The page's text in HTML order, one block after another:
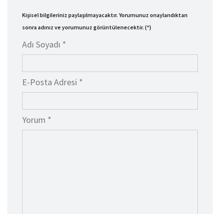
Kişisel bilgileriniz paylaşılmayacaktır. Yorumunuz onaylandıktan
sonra adınız ve yorumunuz görüntülenecektir. (*)
Adı Soyadı *
E-Posta Adresi *
Yorum *